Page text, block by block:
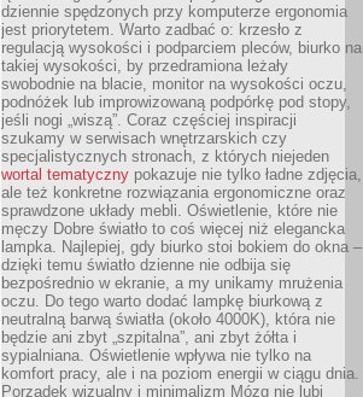
dziennie spędzonych przy komputerze ergonomia
jest priorytetem. Warto zadbać o: krzesło z
regulacją wysokości i podparciem pleców, biurko na
takiej wysokości, by przedramiona leżały
swobodnie na blacie, monitor na wysokości oczu,
podnóżek lub improwizowaną podpórkę pod stopy,
jeśli nogi „wiszą”. Coraz częściej inspiracji
szukamy w serwisach wnętrzarskich czy
specjalistycznych stronach, z których niejeden
wortal tematyczny pokazuje nie tylko ładne zdjęcia,
ale też konkretne rozwiązania ergonomiczne oraz
sprawdzone układy mebli. Oświetlenie, które nie
męczy Dobre światło to coś więcej niż elegancka
lampka. Najlepiej, gdy biurko stoi bokiem do okna –
dzięki temu światło dzienne nie odbija się
bezpośrednio w ekranie, a my unikamy mrużenia
oczu. Do tego warto dodać lampkę biurkową z
neutralną barwą światła (około 4000K), która nie
będzie ani zbyt „szpitalna”, ani zbyt żółta i
sypialniana. Oświetlenie wpływa nie tylko na
komfort pracy, ale i na poziom energii w ciągu dnia.
Porządek wizualny i minimalizm Mózg nie lubi